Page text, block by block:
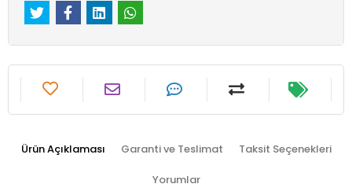
Ürün Açıklaması Garanti ve Teslimat Taksit Seçenekleri
Yorumlar